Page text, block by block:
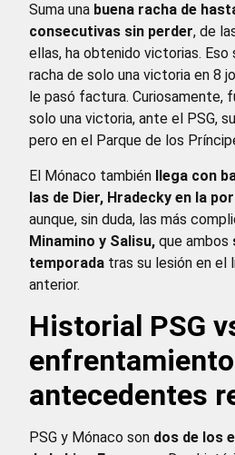
Suma una buena racha de
consecutivas sin perder, de
ellas, ha obtenido victorias.
racha de solo una victoria en 8
le pasó factura. Curiosamente,
solo una victoria, ante el PSG,
pero en el Parque de los
El Mónaco también llega con
las de Dier, Hradecky en la
aunque, sin duda, las más
Minamino y Salisu, que ambos
temporada tras su lesión en el
anterior.
Historial PSG
antecedentes
PSG y Mónaco son dos de los